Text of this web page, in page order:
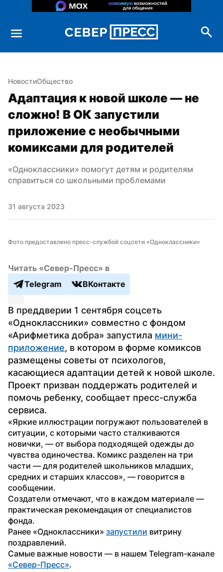
НовостиОбщество
Адаптация к новой школе — не
сложно! В ОК запустили
приложение с необычными
комиксами для родителей
«Одноклассники» помогут детям и родителям
справиться со школьными проблемами
31 августа 2023
Фото предоставлено пресс-службой соцсети «Одноклассники»
Читать «Север-Пресс» в
Telegram
ВКонтакте
В преддверии 1 сентября соцсеть
«Одноклассники» совместно с фондом
«Арифметика добра» запустила мини-
приложение, в котором в форме комиксов
размещены советы от психологов,
касающиеся адаптации детей к новой школе.
Проект призван поддержать родителей и
помочь ребенку, сообщает пресс-служба
сервиса.
«Яркие иллюстрации погружают пользователей в
ситуации, с которыми часто сталкиваются
новички, — от выбора подходящей одежды до
чувства одиночества. Комикс разделен на три
части — для родителей школьников младших,
средних и старших классов», — говорится в
сообщении.
Создатели отмечают, что в каждом материале —
практическая рекомендация от специалистов
фонда.
Ранее «Одноклассники» запустили витрину
поздравлений.
«Север-Пресс».